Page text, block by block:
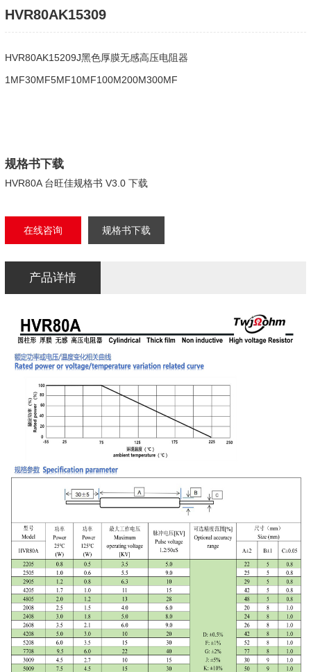
HVR80AK15309
HVR80AK15209J黑色厚膜无感高压电阻器
1MF30MF5MF10MF100M200M300MF
规格书下载
HVR80A 台旺佳规格书 V3.0 下载
在线咨询 规格书下载
产品详情